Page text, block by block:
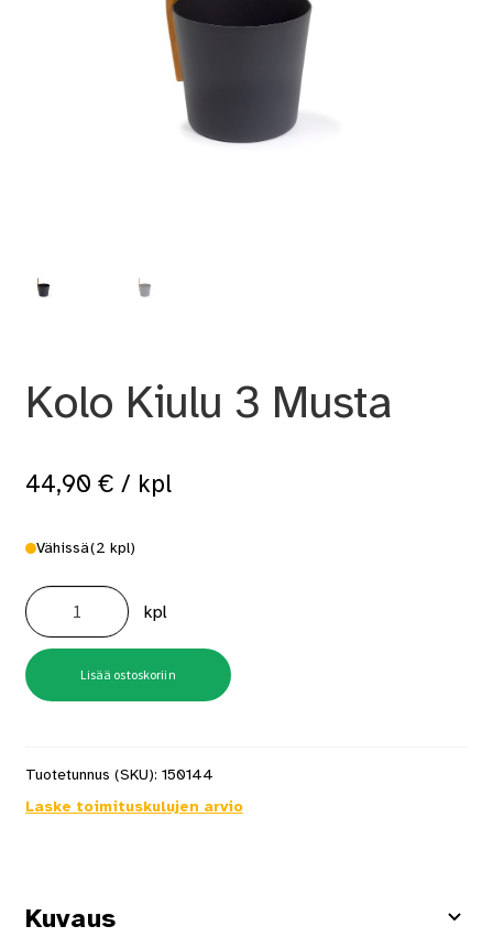
Kolo Kiulu 3 Musta
44,90 € / kpl
Vähissä(2 kpl)
Kolo
Kiulu
3
Musta
määrä
kpl
Lisää ostoskoriin
Tuotetunnus (SKU): 150144
Laske toimituskulujen arvio
Kuvaus